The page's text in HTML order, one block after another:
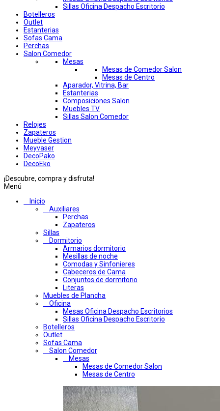
Sillas Oficina Despacho Escritorio
Botelleros
Outlet
Estanterias
Sofas Cama
Perchas
Salon Comedor
Mesas
Mesas de Comedor Salon
Mesas de Centro
Aparador, Vitrina, Bar
Estanterias
Composiciones Salon
Muebles TV
Sillas Salon Comedor
Relojes
Zapateros
Mueble Gestion
Meyvaser
DecoPako
DecoEko
¡Descubre, compra y disfruta!
Menú
Inicio
Auxiliares
Perchas
Zapateros
Sillas
Dormitorio
Armarios dormitorio
Mesillas de noche
Comodas y Sinfonieres
Cabeceros de Cama
Conjuntos de dormitorio
Literas
Muebles de Plancha
Oficina
Mesas Oficina Despacho Escritorios
Sillas Oficina Despacho Escritorio
Botelleros
Outlet
Sofas Cama
Salon Comedor
Mesas
Mesas de Comedor Salon
Mesas de Centro